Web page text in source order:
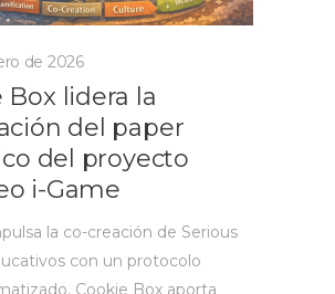
de 2026
Box lidera la
del paper
del proyecto
i-Game
la co-creación de Serious
con un protocolo
Cookie Box aporta